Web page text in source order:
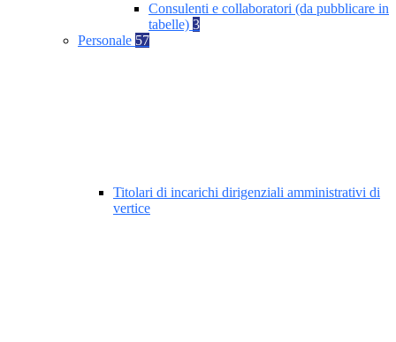
Consulenti e collaboratori (da pubblicare in
tabelle) 3
Personale 57
Titolari di incarichi dirigenziali amministrativi di
vertice